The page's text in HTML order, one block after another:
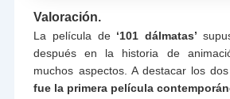
Valoración.
La película de‘101 dálmatas’
después en la historia de
muchos aspectos. A destacar los
fue la primera película